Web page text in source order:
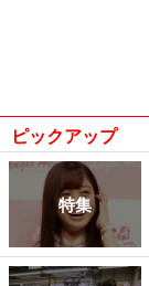
ピックアップ
特集